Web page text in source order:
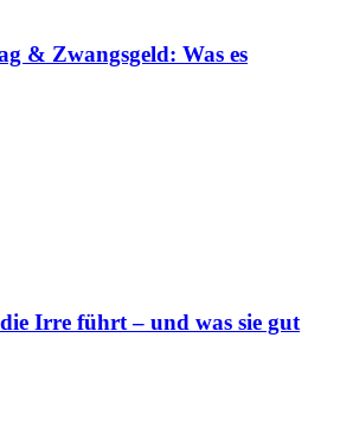
& Zwangsgeld: Was es
Irre führt – und was sie gut